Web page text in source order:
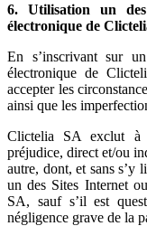
6. Utilisation un
électronique de
En s’inscrivant sur
électronique de
accepter les
ainsi que les
Clictelia SA exclut à
préjudice, direct et/ou
autre, dont, et sans s’y
un des Sites Internet
SA, sauf s’il est
négligence grave de la